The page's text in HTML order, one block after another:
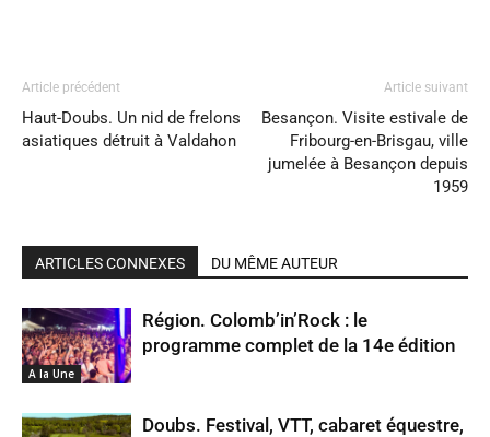
Article précédent
Haut-Doubs. Un nid de frelons
asiatiques détruit à Valdahon
Article suivant
Besançon. Visite estivale de
Fribourg-en-Brisgau, ville
jumelée à Besançon depuis
1959
ARTICLES CONNEXES DU MÊME AUTEUR
A la Une
Région. Colomb’in’Rock : le
programme complet de la 14e édition
Doubs. Festival, VTT, cabaret équestre,